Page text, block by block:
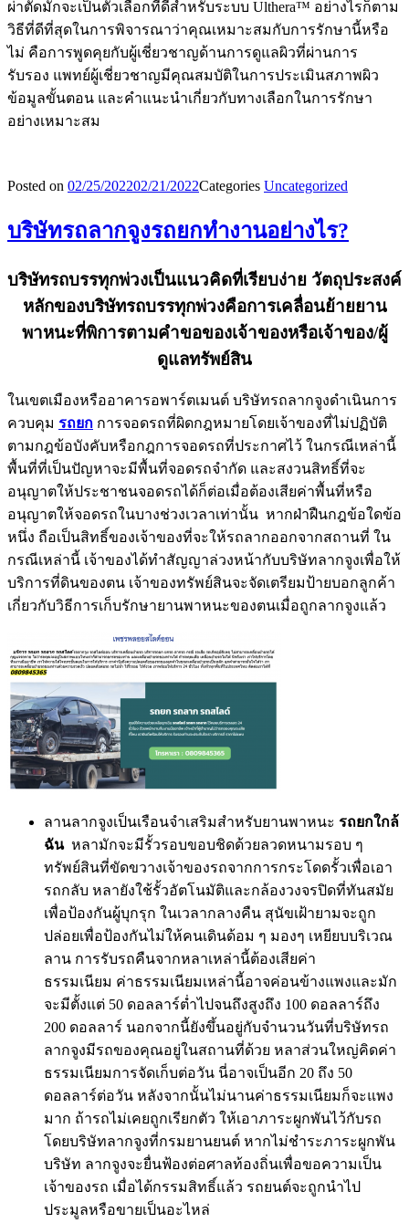
ผ่าตัดมักจะเป็นตัวเลือกที่ดีสำหรับระบบ Ulthera™ อย่างไรก็ตาม
วิธีที่ดีที่สุดในการพิจารณาว่าคุณเหมาะสมกับการรักษานี้หรือ
ไม่ คือการพูดคุยกับผู้เชี่ยวชาญด้านการดูแลผิวที่ผ่านการ
รับรอง แพทย์ผู้เชี่ยวชาญมีคุณสมบัติในการประเมินสภาพผิว
ข้อมูลขั้นตอน และคำแนะนำเกี่ยวกับทางเลือกในการรักษา
อย่างเหมาะสม
Posted on 02/25/202202/21/2022Categories Uncategorized
บริษัทรถลากจูงรถยกทำงานอย่างไร?
บริษัทรถบรรทุกพ่วงเป็นแนวคิดที่เรียบง่าย วัตถุประสงค์
หลักของบริษัทรถบรรทุกพ่วงคือการเคลื่อนย้ายยาน
พาหนะที่พิการตามคำขอของเจ้าของหรือเจ้าของ/ผู้
ดูแลทรัพย์สิน
ในเขตเมืองหรืออาคารอพาร์ตเมนต์ บริษัทรถลากจูงดำเนินการ
ควบคุม รถยก การจอดรถที่ผิดกฎหมายโดยเจ้าของที่ไม่ปฏิบัติ
ตามกฎข้อบังคับหรือกฎการจอดรถที่ประกาศไว้ ในกรณีเหล่านี้
พื้นที่ที่เป็นปัญหาจะมีพื้นที่จอดรถจำกัด และสงวนสิทธิ์ที่จะ
อนุญาตให้ประชาชนจอดรถได้ก็ต่อเมื่อต้องเสียค่าพื้นที่หรือ
อนุญาตให้จอดรถในบางช่วงเวลาเท่านั้น หากฝ่าฝืนกฎข้อใดข้อ
หนึ่ง ถือเป็นสิทธิ์ของเจ้าของที่จะให้รถลากออกจากสถานที่ ใน
กรณีเหล่านี้ เจ้าของได้ทำสัญญาล่วงหน้ากับบริษัทลากจูงเพื่อให้
บริการที่ดินของตน เจ้าของทรัพย์สินจะจัดเตรียมป้ายบอกลูกค้า
เกี่ยวกับวิธีการเก็บรักษายานพาหนะของตนเมื่อถูกลากจูงแล้ว
ลานลากจูงเป็นเรือนจำเสริมสำหรับยานพาหนะ รถยกใกล้
ฉัน หลามักจะมีรั้วรอบขอบชิดด้วยลวดหนามรอบ ๆ
ทรัพย์สินที่ขัดขวางเจ้าของรถจากการกระโดดรั้วเพื่อเอา
รถกลับ หลายังใช้รั้วอัตโนมัติและกล้องวงจรปิดที่ทันสมัย
เพื่อป้องกันผู้บุกรุก ในเวลากลางคืน สุนัขเฝ้ายามจะถูก
ปล่อยเพื่อป้องกันไม่ให้คนเดินด้อม ๆ มองๆ เหยียบบริเวณ
ลาน การรับรถคืนจากหลาเหล่านี้ต้องเสียค่า
ธรรมเนียม ค่าธรรมเนียมเหล่านี้อาจค่อนข้างแพงและมัก
จะมีตั้งแต่ 50 ดอลลาร์ต่ำไปจนถึงสูงถึง 100 ดอลลาร์ถึง
200 ดอลลาร์ นอกจากนี้ยังขึ้นอยู่กับจำนวนวันที่บริษัทรถ
ลากจูงมีรถของคุณอยู่ในสถานที่ด้วย หลาส่วนใหญ่คิดค่า
ธรรมเนียมการจัดเก็บต่อวัน นี่อาจเป็นอีก 20 ถึง 50
ดอลลาร์ต่อวัน หลังจากนั้นไม่นานค่าธรรมเนียมก็จะแพง
มาก ถ้ารถไม่เคยถูกเรียกตัว ให้เอาภาระผูกพันไว้กับรถ
โดยบริษัทลากจูงที่กรมยานยนต์ หากไม่ชำระภาระผูกพัน
บริษัท ลากจูงจะยื่นฟ้องต่อศาลท้องถิ่นเพื่อขอความเป็น
เจ้าของรถ เมื่อได้กรรมสิทธิ์แล้ว รถยนต์จะถูกนำไป
ประมูลหรือขายเป็นอะไหล่